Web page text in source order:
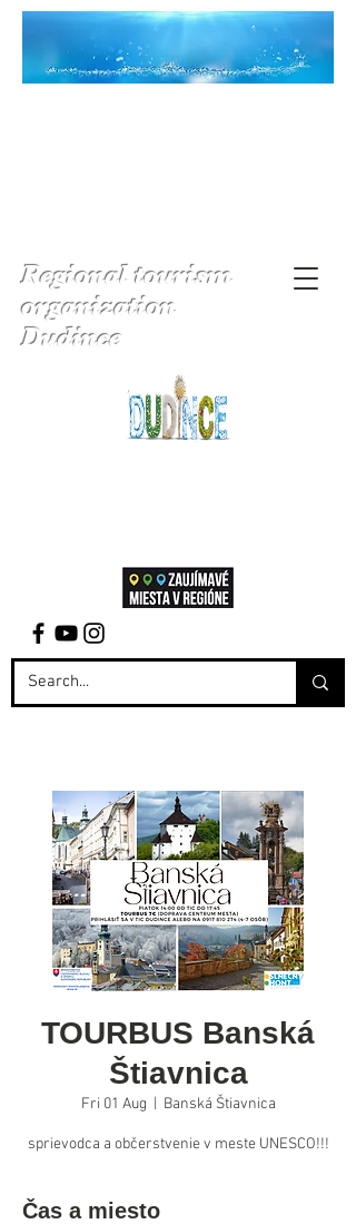
Regional tourism
organization
Dudince
TOURBUS Banská
Štiavnica
Fri 01 Aug Banská Štiavnica
sprievodca a občerstvenie v meste UNESCO!!!
Čas a miesto